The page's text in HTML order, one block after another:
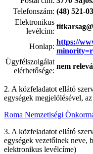
Telefonszám: (48) 521-
Elektronikus
levélcím:
Honlap:
https://
Ügyfélszolgálat
elérhetősége:
nem
2. A közfeladatot ellátó
egységek megjelölésével,
Roma Nemzetiségi
3. A közfeladatot ellátó
egységek vezetőinek neve,
elektronikus levélcíme)